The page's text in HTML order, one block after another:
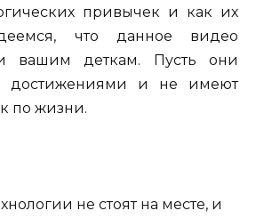
привычек и как их
что данное видео
вашим деткам. Пусть они
достижениями и не имеют
по жизни.
не стоят на месте, и